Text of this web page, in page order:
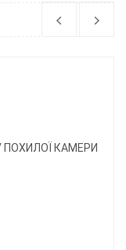
ПОХИЛОЇ КАМЕРИ